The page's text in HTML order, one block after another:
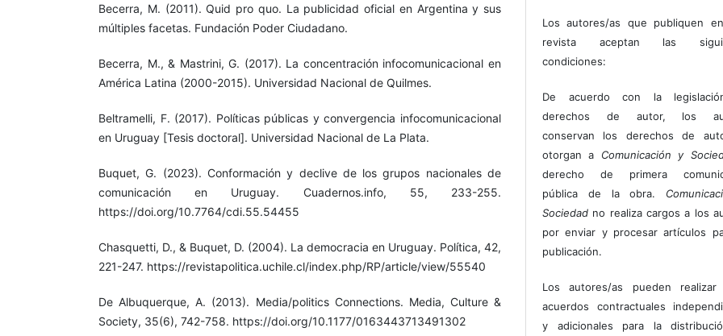
Becerra, M. (2011). Quid pro quo. La publicidad oficial en Argentina y sus
múltiples facetas. Fundación Poder Ciudadano.
Becerra, M., & Mastrini, G. (2017). La concentración infocomunicacional en
América Latina (2000-2015). Universidad Nacional de Quilmes.
Beltramelli, F. (2017). Políticas públicas y convergencia infocomunicacional
en Uruguay [Tesis doctoral]. Universidad Nacional de La Plata.
Buquet, G. (2023). Conformación y declive de los grupos nacionales de
comunicación en Uruguay. Cuadernos.info, 55, 233-255.
https://doi.org/10.7764/cdi.55.54455
Chasquetti, D., & Buquet, D. (2004). La democracia en Uruguay. Política, 42,
221-247. https://revistapolitica.uchile.cl/index.php/RP/article/view/55540
De Albuquerque, A. (2013). Media/politics Connections. Media, Culture &
Society, 35(6), 742-758. https://doi.org/10.1177/0163443713491302
Los autores/as que publiquen
revista aceptan las
condiciones:
De acuerdo con la
derechos de autor, los
conservan los derechos de
otorgan a Comunicación y
derecho de primera
pública de la obra.
Sociedad no realiza cargos a los
por enviar y procesar artículos
publicación.
Los autores/as pueden realizar
acuerdos contractuales
y adicionales para la